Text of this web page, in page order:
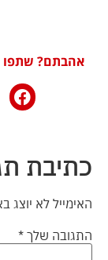
אהבתם? שתפו
כתיבת
האימייל לא יוצג
התגובה שלך *